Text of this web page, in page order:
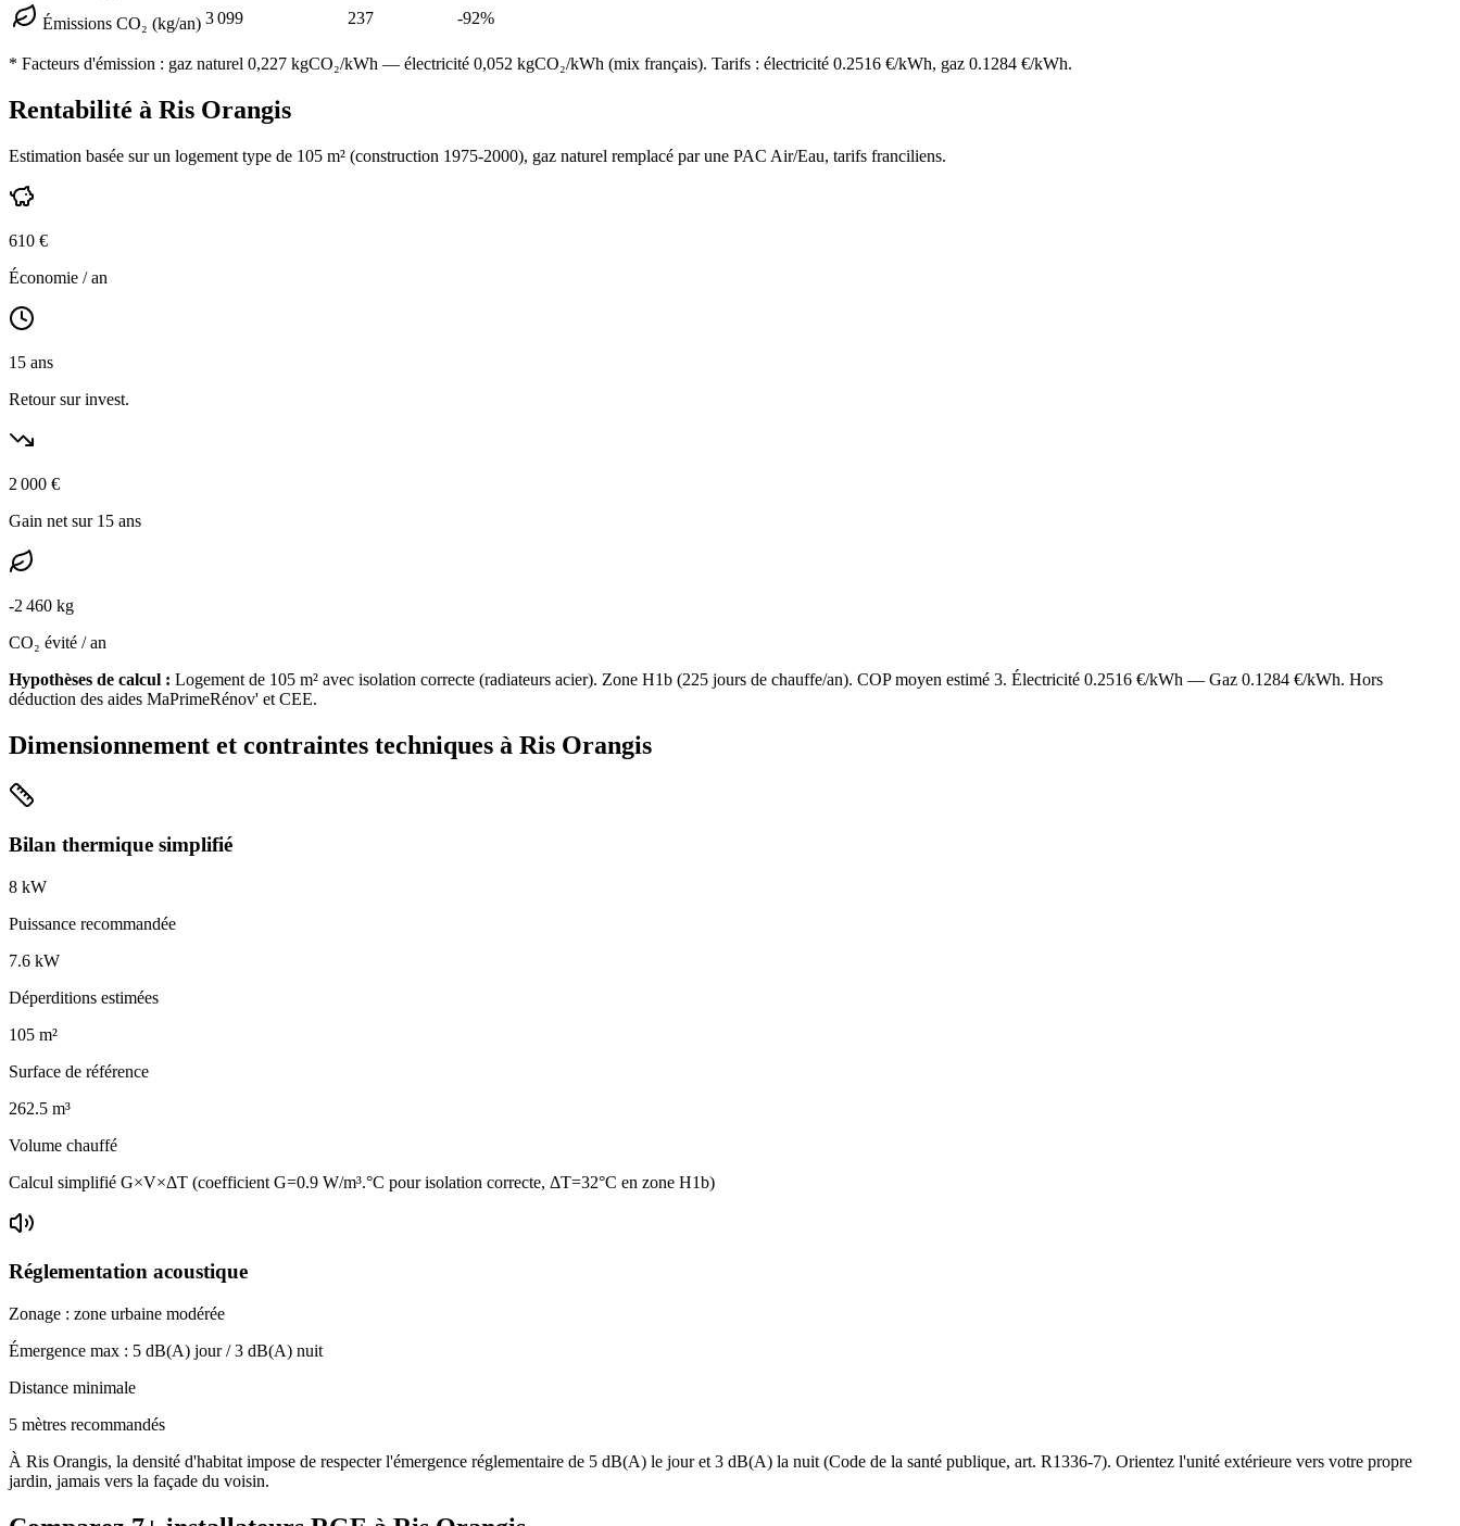
Émissions CO₂ (kg/an) 3 099 237 -92%
* Facteurs d'émission : gaz naturel 0,227 kgCO₂/kWh — électricité 0,052 kgCO₂/kWh (mix français). Tarifs : électricité 0.2516 €/kWh, gaz 0.1284 €/kWh.
Rentabilité à Ris Orangis
Estimation basée sur un logement type de 105 m² (construction 1975-2000), gaz naturel remplacé par une PAC Air/Eau, tarifs franciliens.
610 €
Économie / an
15 ans
Retour sur invest.
2 000 €
Gain net sur 15 ans
-2 460 kg
CO₂ évité / an
Hypothèses de calcul : Logement de 105 m² avec isolation correcte (radiateurs acier). Zone H1b (225 jours de chauffe/an). COP moyen estimé 3. Électricité 0.2516 €/kWh — Gaz 0.1284 €/kWh. Hors
déduction des aides MaPrimeRénov' et CEE.
Dimensionnement et contraintes techniques à Ris Orangis
Bilan thermique simplifié
8 kW
Puissance recommandée
7.6 kW
Déperditions estimées
105 m²
Surface de référence
262.5 m³
Volume chauffé
Calcul simplifié G×V×ΔT (coefficient G=0.9 W/m³.°C pour isolation correcte, ΔT=32°C en zone H1b)
Réglementation acoustique
Zonage : zone urbaine modérée
Émergence max : 5 dB(A) jour /3 dB(A) nuit
Distance minimale
5 mètres recommandés
À Ris Orangis, la densité d'habitat impose de respecter l'émergence réglementaire de 5 dB(A) le jour et 3 dB(A) la nuit (Code de la santé publique, art. R1336-7). Orientez l'unité extérieure vers votre propre
jardin, jamais vers la façade du voisin.